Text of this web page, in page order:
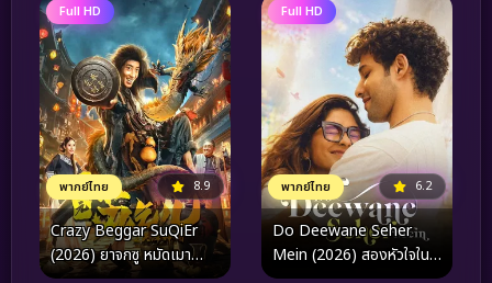
Full HD
พากย์ไทย 8.9
Crazy Beggar SuQiEr
(2026) ยาจกซู หมัดเมา
Full HD
พากย์ไทย 6.2
Do Deewane Seher
Mein (2026) สองหัวใจใน